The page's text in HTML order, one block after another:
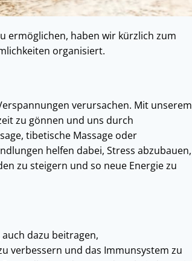
ermöglichen, haben wir kürzlich zum
organisiert.
verursachen. Mit unserem
zu gönnen und uns durch
tibetische Massage oder
helfen dabei, Stress abzubauen,
zu steigern und so neue Energie zu
dazu beitragen,
verbessern und das Immunsystem zu